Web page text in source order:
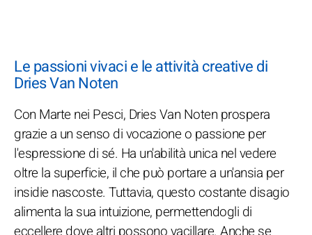
Le passioni vivaci e le attività creative di
Dries Van Noten
Con Marte nei Pesci, Dries Van Noten prospera
grazie a un senso di vocazione o passione per
l'espressione di sé. Ha un'abilità unica nel vedere
oltre la superficie, il che può portare a un'ansia per
insidie nascoste. Tuttavia, questo costante disagio
alimenta la sua intuizione, permettendogli di